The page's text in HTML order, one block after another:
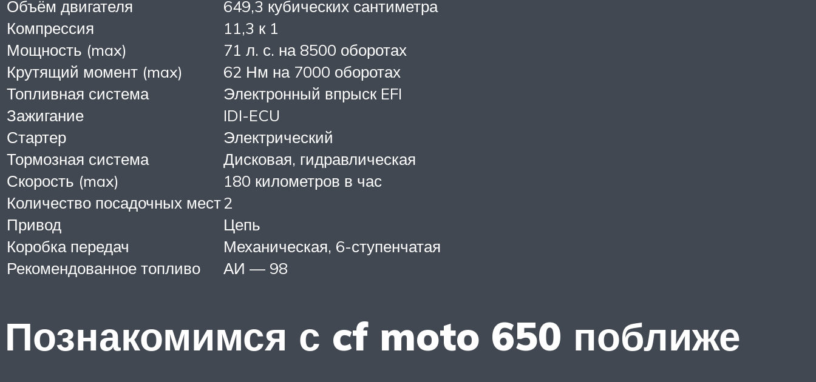
Объём двигателя
649,3 кубических сантиметра
Компрессия
11,3 к 1
Мощность (max)
71 л. с. на 8500 оборотах
Крутящий момент (max)
62 Нм на 7000 оборотах
Топливная система
Электронный впрыск EFI
Зажигание
IDI-ECU
Стартер
Электрический
Тормозная система
Дисковая, гидравлическая
Скорость (max)
180 километров в час
Количество посадочных мест2
Привод
Цепь
Коробка передач
Механическая, 6-ступенчатая
Рекомендованное топливо
АИ — 98
Познакомимся с cf moto 650 поближе